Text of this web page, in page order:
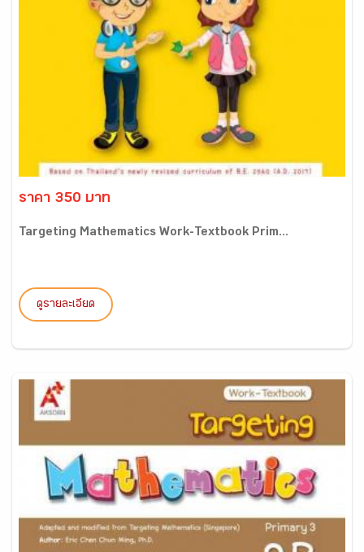
ราคา 350 บาท
Targeting Mathematics Work-Textbook Prim...
ดูรายละเอียด